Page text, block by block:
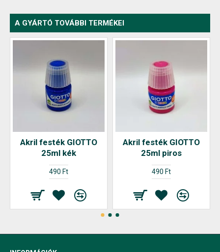
A GYÁRTÓ TOVÁBBI TERMÉKEI
Akril festék GIOTTO
25ml kék
490 Ft
Akril festék GIOTTO
25ml piros
490 Ft